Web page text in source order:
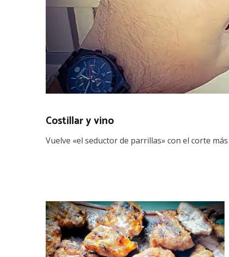
Costillar y vino
Vuelve «el seductor de parrillas» con el corte